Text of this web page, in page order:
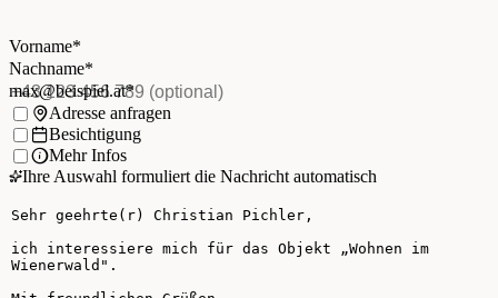
Vorname*
Nachname
Nachname*
E-Mail*(Pflichtfeld)
max@beispiel.at*
Telefon(optional)
Ich möchte:Adresse anfragen
Besichtigung
Mehr Infos
Ihre Auswahl formuliert die Nachricht automatisch
Ihre Nachricht